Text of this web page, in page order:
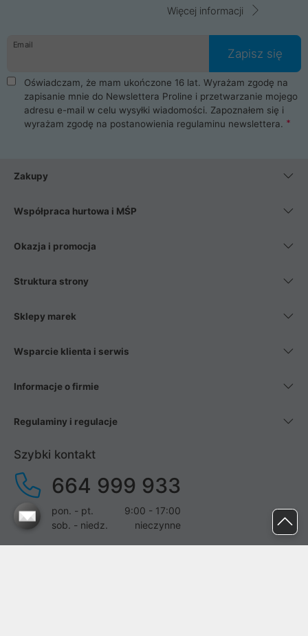
Więcej informacji
Email
Zapisz się
Oświadczam, że mam ukończone 16 lat. Wyrażam zgodę na
zapisanie mnie do Newslettera Proline i przetwarzanie mojego
adresu e-mail w celu wysyłki wiadomości. Zapoznałem się i
wyrażam zgodę na postanowienia regulaminu newslettera.
Zakupy
Współpraca hurtowa i MŚP
Okazja i promocja
Struktura strony
Sklepy marek
Wsparcie klienta i serwis
Informacje o firmie
Regulaminy i regulacje
Szybki kontakt
664 999 933
pon. - pt.
9:00 - 17:00
sob. - niedz.
nieczynne